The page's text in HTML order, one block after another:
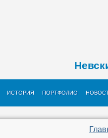
ИСТОРИЯ ПОРТФОЛИО